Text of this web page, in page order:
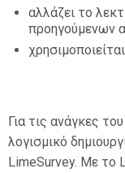
αλλάζει το
προηγούμενων
Για τις ανάγκες
λογισμικό
LimeSurvey. Με το